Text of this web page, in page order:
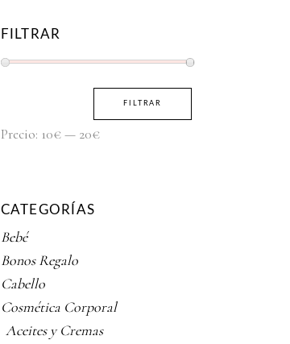
FILTRAR
FILTRAR
Precio: 10€— 20€
CATEGORÍAS
Bebé
Bonos Regalo
Cabello
Cosmética Corporal
Aceites y Cremas